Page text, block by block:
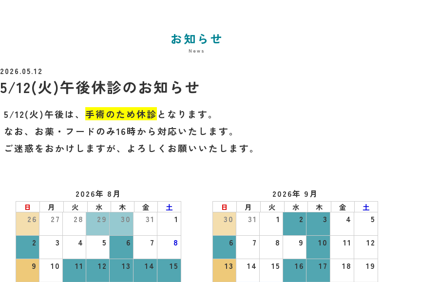
お知らせ
News
2026.05.12
5/12(火)午後休診のお知らせ
5/12(火)午後は、 手術のため休診となります。
なお、お薬・フードのみ16時から対応いたします。
ご迷惑をおかけしますが、よろしくお願いいたします。
2026年 8月
日 月 火 水 木 金 土
26 27 28 29 30 31
1
2
3 4 5 6 7
8
9
10 11 12 13 14
15
2026年 9月
日 月 火 水 木 金 土
30 31 1 2 3 4
5
6
7 8 9 10 11
12
13
14 15 16 17 18
19